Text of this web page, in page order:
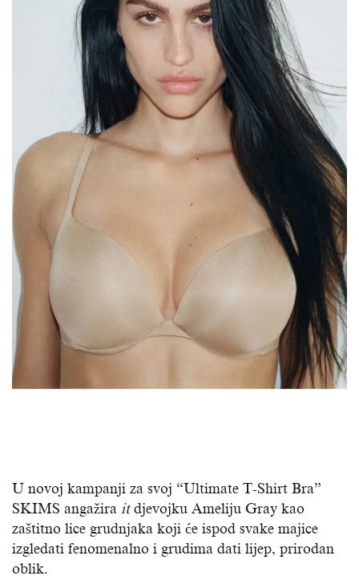
U novoj kampanji za svoj “Ultimate T-Shirt Bra”
SKIMS angažira itdjevojku Ameliju Gray kao
zaštitno lice grudnjaka koji će ispod svake majice
izgledati fenomenalno i grudima dati lijep, prirodan
oblik.